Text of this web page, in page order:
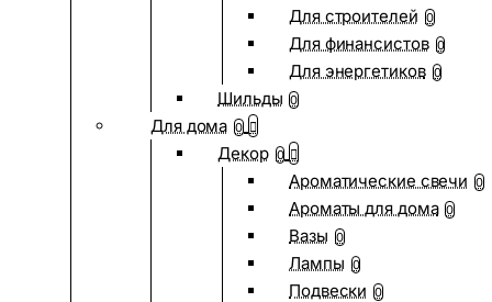
Для строителей 0
Для финансистов 0
Для энергетиков 0
Шильды 0
Для дома 0
Декор 0
Ароматические свечи 0
Ароматы для дома 0
Вазы 0
Лампы 0
Подвески 0